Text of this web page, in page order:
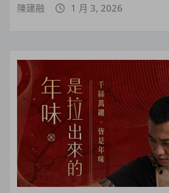
陳建融 1 月 3, 2026